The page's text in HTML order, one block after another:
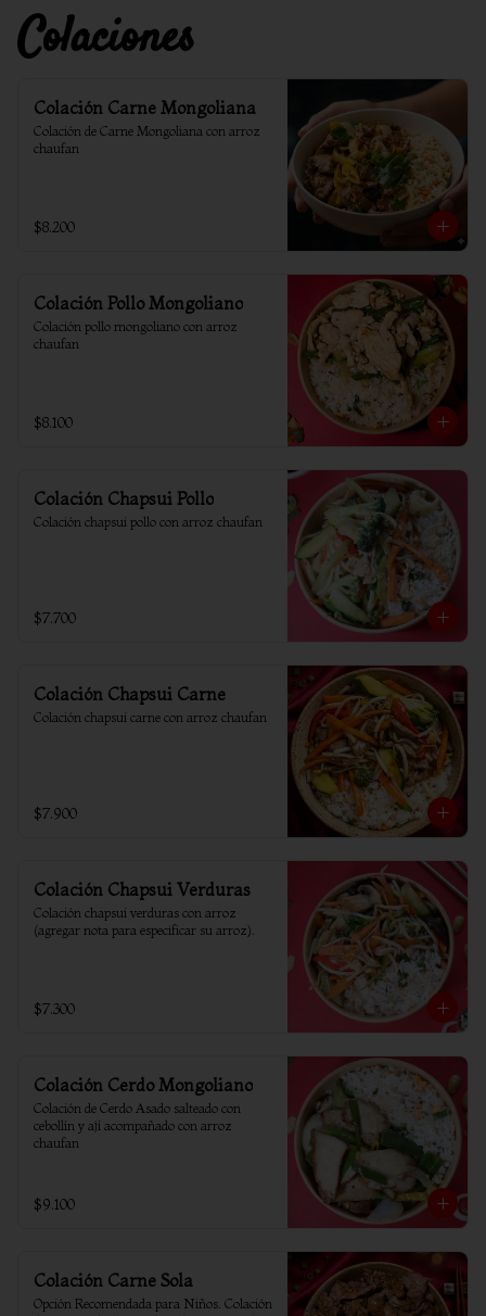
Colaciones
Colación Carne Mongoliana
Colación de Carne Mongoliana con arroz
chaufan
$8.200
Colación Pollo Mongoliano
Colación pollo mongoliano con arroz
chaufan
$8.100
Colación Chapsui Pollo
Colación chapsui pollo con arroz chaufan
$7.700
Colación Chapsui Carne
Colación chapsui carne con arroz chaufan
$7.900
Colación Chapsui Verduras
Colación chapsui verduras con arroz
(agregar nota para especificar su arroz).
$7.300
Colación Cerdo Mongoliano
Colación de Cerdo Asado salteado con
cebollín y ají acompañado con arroz
chaufan
$9.100
Colación Carne Sola
Opción Recomendada para Niños. Colación